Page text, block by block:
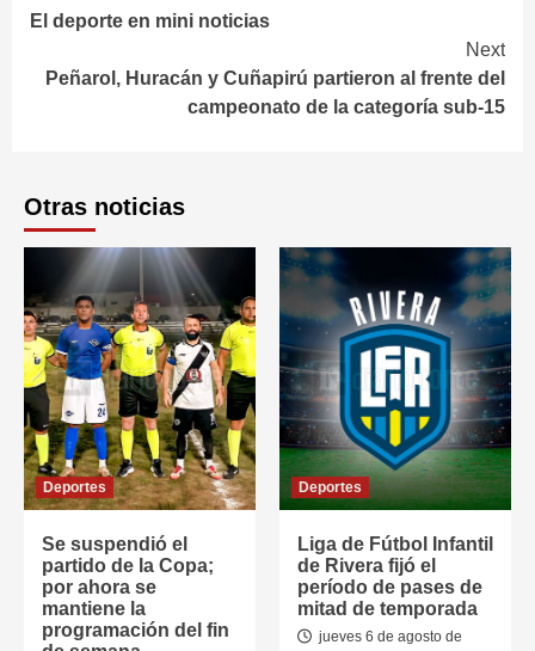
Reading
El deporte en mini noticias
Next
Peñarol, Huracán y Cuñapirú partieron al frente del
campeonato de la categoría sub-15
Otras noticias
Deportes
Se suspendió el
partido de la Copa;
por ahora se
mantiene la
programación del fin
Deportes
Liga de Fútbol Infantil
de Rivera fijó el
período de pases de
mitad de temporada
jueves 6 de agosto de